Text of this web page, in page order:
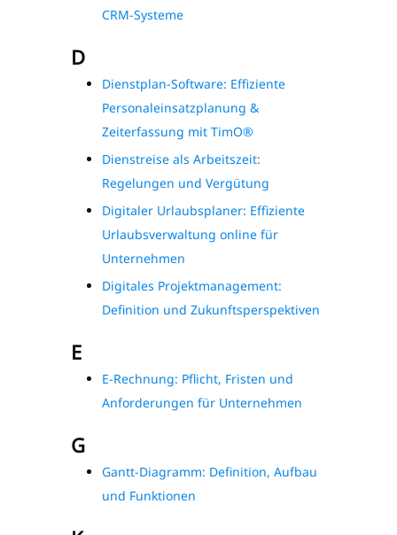
CRM-Systeme
D
Dienstplan-Software: Effiziente
Personaleinsatzplanung &
Zeiterfassung mit TimO®
Dienstreise als Arbeitszeit:
Regelungen und Vergütung
Digitaler Urlaubsplaner: Effiziente
Urlaubsverwaltung online für
Unternehmen
Digitales Projektmanagement:
Definition und Zukunftsperspektiven
E
E-Rechnung: Pflicht, Fristen und
Anforderungen für Unternehmen
G
Gantt-Diagramm: Definition, Aufbau
und Funktionen